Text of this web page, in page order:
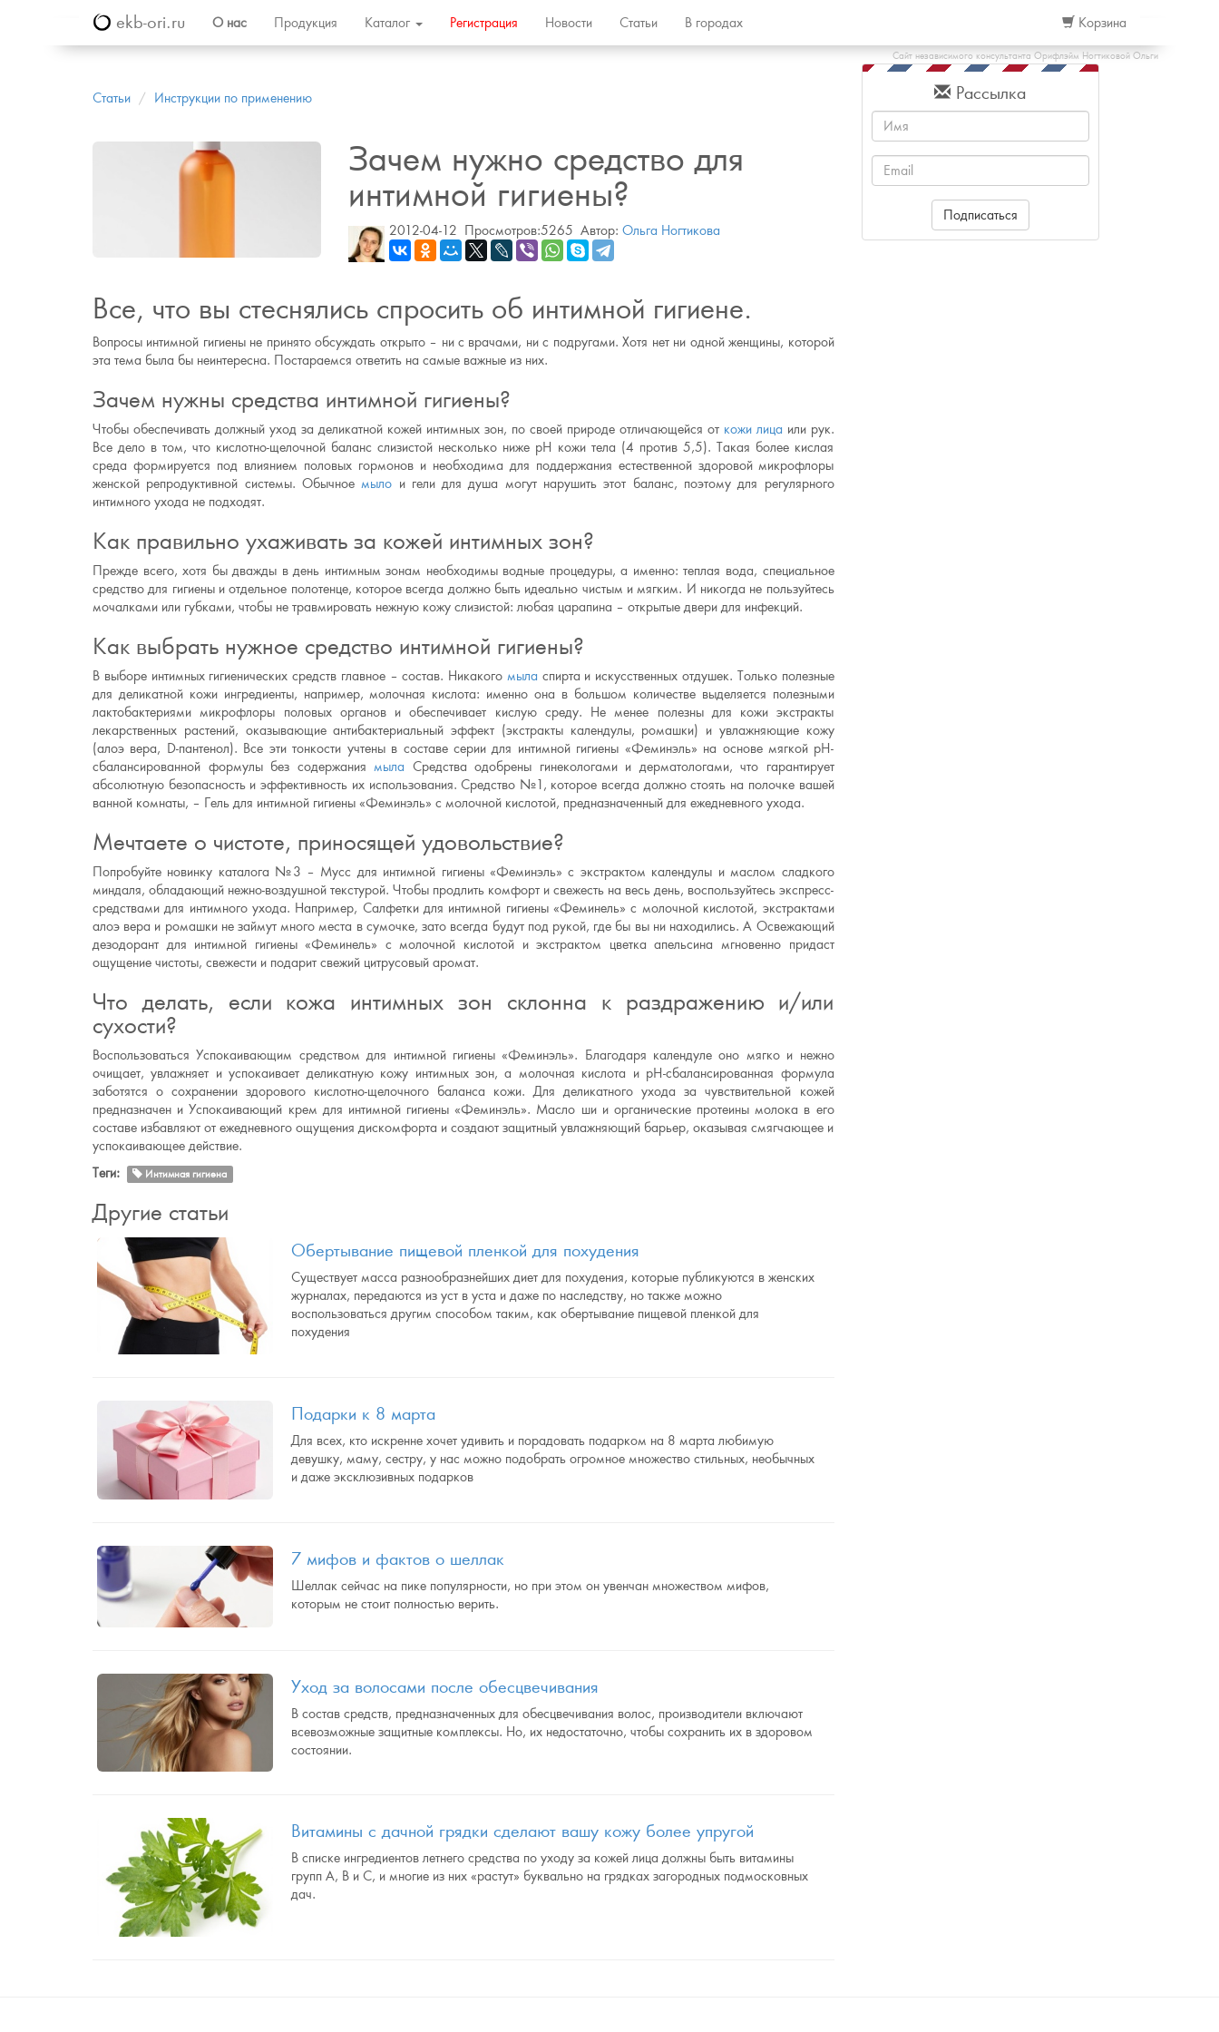
ekb-ori.ru О нас Продукция Каталог Регистрация Новости Статьи В городах Корзина
Сайт независимого консультанта Орифлэйм Ногтиковой Ольги
Статьи Инструкции по применению
Зачем нужно средство для
интимной гигиены?
2012-04-12 Просмотров:5265 Автор:Ольга Ногтикова
Все, что вы стеснялись спросить об интимной гигиене.
Вопросы интимной гигиены не принято обсуждать открыто – ни с врачами, ни с подругами. Хотя нет ни одной женщины, которой
эта тема была бы неинтересна. Постараемся ответить на самые важные из них.
Зачем нужны средства интимной гигиены?
Чтобы обеспечивать должный уход за деликатной кожей интимных зон, по своей природе отличающейся от кожи лица или рук.
Все дело в том, что кислотно-щелочной баланс слизистой несколько ниже pH кожи тела (4 против 5,5). Такая более кислая
среда формируется под влиянием половых гормонов и необходима для поддержания естественной здоровой микрофлоры
женской репродуктивной системы. Обычноемыло и гели для душа могут нарушить этот баланс, поэтому для регулярного
интимного ухода не подходят.
Как правильно ухаживать за кожей интимных зон?
Прежде всего, хотя бы дважды в день интимным зонам необходимы водные процедуры, а именно: теплая вода, специальное
средство для гигиены и отдельное полотенце, которое всегда должно быть идеально чистым и мягким. И никогда не пользуйтесь
мочалками или губками, чтобы не травмировать нежную кожу слизистой: любая царапина – открытые двери для инфекций.
Как выбрать нужное средство интимной гигиены?
В выборе интимных гигиенических средств главное – состав. Никакого мыла спирта и искусственных отдушек. Только полезные
для деликатной кожи ингредиенты, например, молочная кислота: именно она в большом количестве выделяется полезными
лактобактериями микрофлоры половых органов и обеспечивает кислую среду. Не менее полезны для кожи экстракты
лекарственных растений, оказывающие антибактериальный эффект (экстракты календулы, ромашки) и увлажняющие кожу
(алоэ вера, D-пантенол). Все эти тонкости учтены в составе cерии для интимной гигиены «Феминэль» на основе мягкой pH-
сбалансированной формулы без содержания мыла Средства одобрены гинекологами и дерматологами, что гарантирует
абсолютную безопасность и эффективность их использования. Средство №1, которое всегда должно стоять на полочке вашей
ванной комнаты, – Гель для интимной гигиены «Феминэль» с молочной кислотой, предназначенный для ежедневного ухода.
Мечтаете о чистоте, приносящей удовольствие?
Попробуйте новинку каталога №3 – Мусс для интимной гигиены «Феминэль» с экстрактом календулы и маслом сладкого
миндаля, обладающий нежно-воздушной текстурой. Чтобы продлить комфорт и свежесть на весь день, воспользуйтесь экспресс-
средствами для интимного ухода. Например, Салфетки для интимной гигиены «Феминель» с молочной кислотой, экстрактами
алоэ вера и ромашки не займут много места в сумочке, зато всегда будут под рукой, где бы вы ни находились. А Освежающий
дезодорант для интимной гигиены «Феминель» с молочной кислотой и экстрактом цветка апельсина мгновенно придаст
ощущение чистоты, свежести и подарит свежий цитрусовый аромат.
Что делать, если кожа интимных зон склонна к раздражению и/или
сухости?
Воспользоваться Успокаивающим средством для интимной гигиены «Феминэль». Благодаря календуле оно мягко и нежно
очищает, увлажняет и успокаивает деликатную кожу интимных зон, а молочная кислота и pH-сбалансированная формула
заботятся о сохранении здорового кислотно-щелочного баланса кожи. Для деликатного ухода за чувствительной кожей
предназначен и Успокаивающий крем для интимной гигиены «Феминэль». Масло ши и органические протеины молока в его
составе избавляют от ежедневного ощущения дискомфорта и создают защитный увлажняющий барьер, оказывая смягчающее и
успокаивающее действие.
Теги:
Интимная гигиена
Другие статьи
Обертывание пищевой пленкой для похудения
Существует масса разнообразнейших диет для похудения, которые публикуются в женских
журналах, передаются из уст в уста и даже по наследству, но также можно
воспользоваться другим способом таким, как обертывание пищевой пленкой для
похудения
Подарки к 8 марта
Для всех, кто искренне хочет удивить и порадовать подарком на 8 марта любимую
девушку, маму, сестру, у нас можно подобрать огромное множество стильных, необычных
и даже эксклюзивных подарков
7 мифов и фактов о шеллак
Шеллак сейчас на пике популярности, но при этом он увенчан множеством мифов,
которым не стоит полностью верить.
Уход за волосами после обесцвечивания
В состав средств, предназначенных для обесцвечивания волос, производители включают
всевозможные защитные комплексы. Но, их недостаточно, чтобы сохранить их в здоровом
состоянии.
Витамины с дачной грядки сделают вашу кожу более упругой
В списке ингредиентов летнего средства по уходу за кожей лица должны быть витамины
групп А, В и С, и многие из них «растут» буквально на грядках загородных подмосковных
дач.
Рассылка
Подписаться